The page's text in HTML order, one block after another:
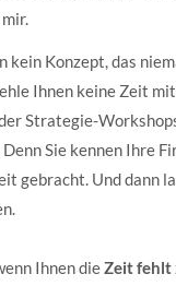
kein Konzept, das
Ihnen keine Zeit
Strategie-
Denn Sie kennen Ihre
gebracht. Und dann
Ihnen dieZeit fehlt